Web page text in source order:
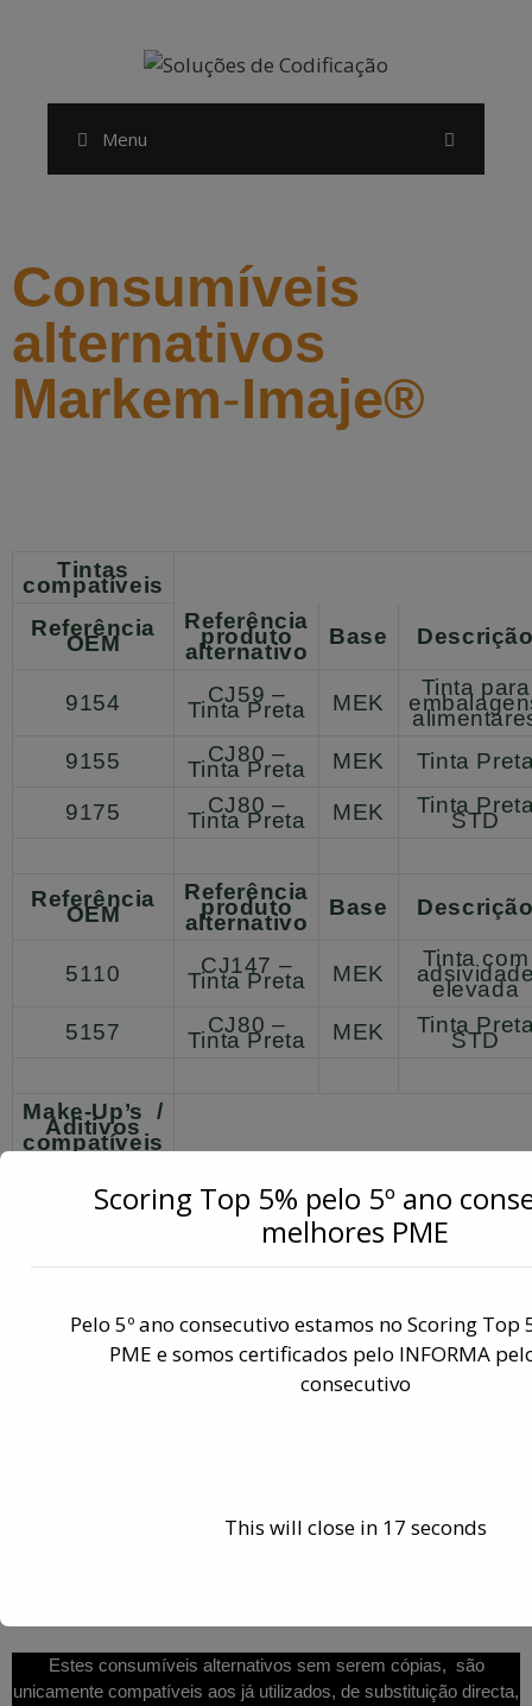
Menu
Consumíveis
alternativos
Markem-Imaje®
Tintas
compatíveis
Referência
OEM
Referência
produto
alternativo
Base
9154 CJ59 –
Tinta Preta MEK
Tinta para
9155
CJ80 –
Tinta Preta MEK Tinta
9175 CJ80 –
Tinta Preta MEK Tinta
STD
Referência
OEM
Referência
produto
alternativo
Base
5110 CJ147 –
Tinta Preta MEK
Tinta com
elevada
5157
CJ80 –
Tinta Preta MEK Tinta
STD
Make-Up’s /
Aditivos
compatíveis
Referência
OEM produto
alternativo
Base Descrição
CJ82 –
Aditivo
Make-Up /
Rosa
8188 Make-Up /
Aditivo
MEK Aditivo
Roxo
Estes consumíveis alternativos sem serem cópias, são
unicamente compatíveis aos já utilizados, de substituição directa,
Scoring Top 5% pelo 5º ano
melhores PME
Pelo 5º ano consecutivo estamos no Scoring Top
PME e somos certificados pelo INFORMA
consecutivo
This will close in 17 seconds